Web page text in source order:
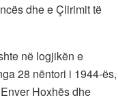
dhe e Çlirimit të
në logjikën e
28 nëntori i 1944-ës,
Hoxhës dhe